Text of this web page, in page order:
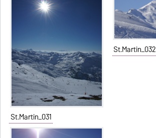
St.Martin_031
St.Martin_032